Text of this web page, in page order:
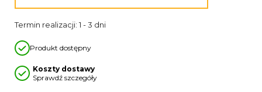
Termin realizacji: 1 - 3 dni
Produkt dostępny
Koszty dostawy
Sprawdź szczegóły